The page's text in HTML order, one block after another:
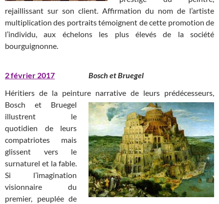
rejaillissant sur son client. Affirmation du nom de l’artiste
multiplication des portraits témoignent de cette promotion de
l’individu, aux échelons les plus élevés de la société
bourguignonne.
2 février 2017
Bosch et Bruegel
Héritiers de la peinture narrative de leurs prédécesseurs,
Bosch et Bruegel
illustrent le
quotidien de leurs
compatriotes mais
glissent vers le
surnaturel et la fable.
Si l’imagination
visionnaire du
premier, peuplée de